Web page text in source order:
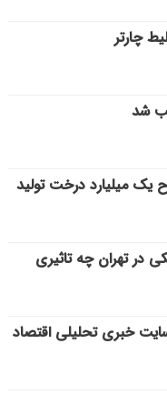
چارتر
شد
یک میلیارد درخت تولید
در تهران چه تاثیری
سایت خبری تحلیلی اقتصاد